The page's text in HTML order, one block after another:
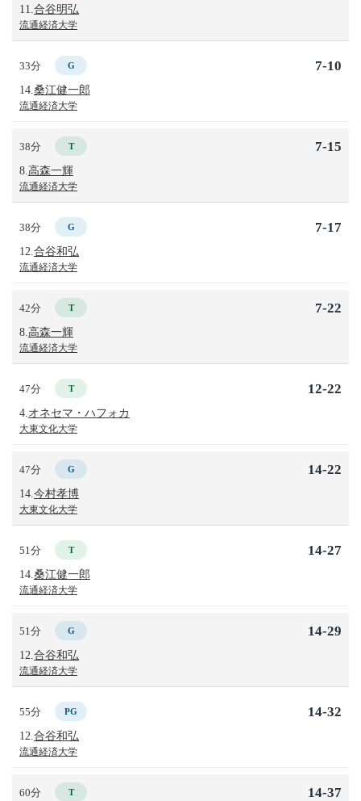
11. 合谷明弘
流通経済大学
33分 G
14. 桑江健一郎
流通経済大学
7-10
38分 T
8. 高森一輝
流通経済大学
7-15
38分 G
12. 合谷和弘
流通経済大学
7-17
42分 T
8. 高森一輝
流通経済大学
7-22
47分 T
4. オネセマ・ハフォカ
大東文化大学
12-22
47分 G
14. 今村孝博
大東文化大学
14-22
51分 T
14. 桑江健一郎
流通経済大学
14-27
51分 G
12. 合谷和弘
流通経済大学
14-29
55分 PG
12. 合谷和弘
流通経済大学
14-32
60分 T 14-37